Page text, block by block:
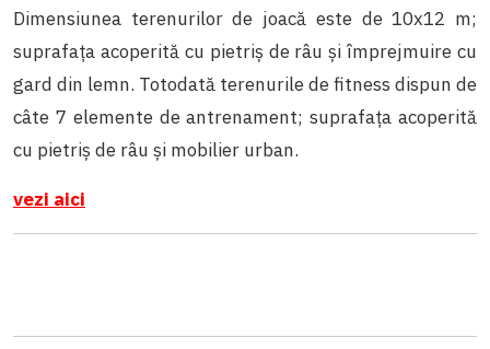
Dimensiunea terenurilor de joacă este de 10x12 m;
suprafața acoperită cu pietriș de râu și împrejmuire cu
gard din lemn. Totodată terenurile de fitness dispun de
câte 7 elemente de antrenament; suprafața acoperită
cu pietriș de râu și mobilier urban.
vezi aici